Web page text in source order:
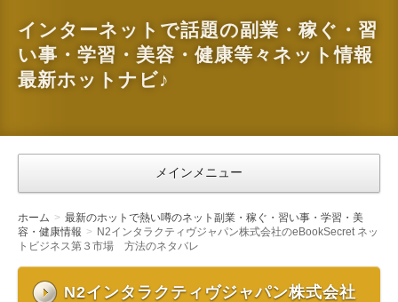
インターネットで話題の副業・稼ぐ・習
い事・学習・美容・健康等々ネット情報
最新ホットナビ♪
メインメニュー
ホーム
最新のホットで熱い噂のネット副業・稼ぐ・習い事・学習・美
容・健康情報
N2インタラクティヴジャパン株式会社のeBookSecret ネッ
トビジネス第３市場 方法のネタバレ
N2インタラクティヴジャパン株式会社